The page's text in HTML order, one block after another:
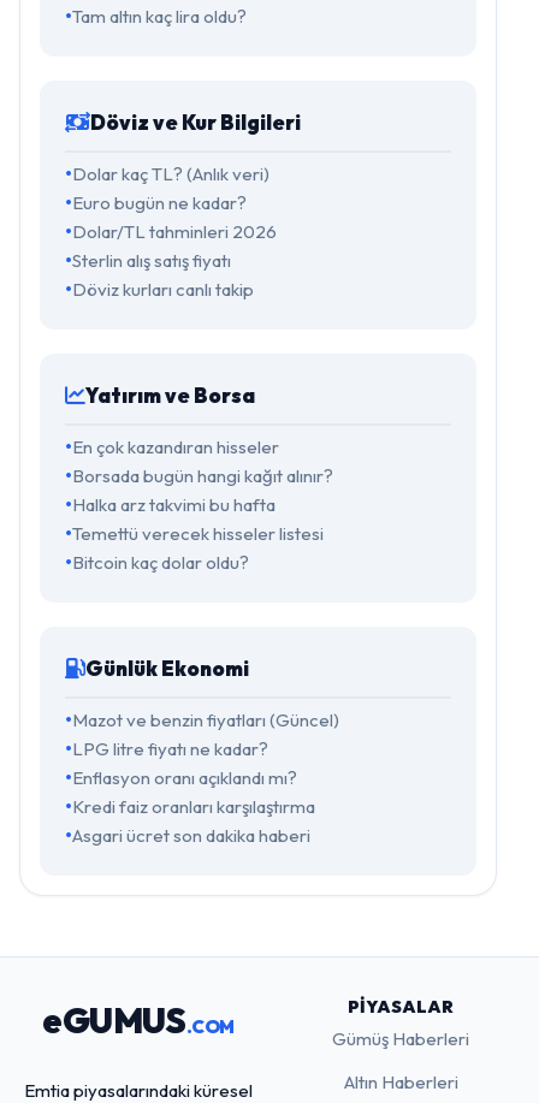
Tam altın kaç lira oldu?
Döviz ve Kur Bilgileri
Dolar kaç TL? (Anlık veri)
Euro bugün ne kadar?
Dolar/TL tahminleri 2026
Sterlin alış satış fiyatı
Döviz kurları canlı takip
Yatırım ve Borsa
En çok kazandıran hisseler
Borsada bugün hangi kağıt alınır?
Halka arz takvimi bu hafta
Temettü verecek hisseler listesi
Bitcoin kaç dolar oldu?
Günlük Ekonomi
Mazot ve benzin fiyatları (Güncel)
LPG litre fiyatı ne kadar?
Enflasyon oranı açıklandı mı?
Kredi faiz oranları karşılaştırma
Asgari ücret son dakika haberi
eGUMUS.COM
Emtia piyasalarındaki küresel
PIYASALAR
Gümüş Haberleri
Altın Haberleri